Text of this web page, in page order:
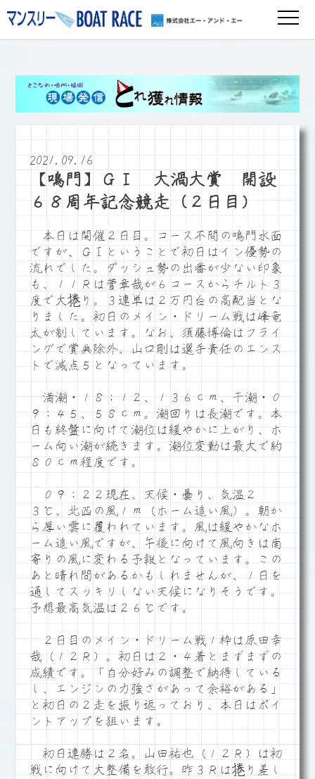
2021.09.16
【鳴門】ＧⅠ 大渦大賞 開設
６８周年記念競走（２日目）
本日は開催２日目。コース不問の鳴門水面
ですが、ＧⅠということで初日はイン優勢の
流れでした。ダッシュ勢の出番が少ない印象
も、１１Ｒは菅章哉が６コースからチルト３
度で大捲り。３連単は２万円台の高配当とな
りました。初日のメイン・ドリーム戦は峰竜
太が制しています。なお、須藤博倫はフライ
ングで賞典除外、山口剛は選手責任のエンス
トで減点５となっています。
満潮・１８：１２、１３６ｃｍ、干潮・０
９：４５、５８ｃｍ。潮回りは長潮です。本
日も終盤に向けて潮位は緩やかに上がり、ホ
ーム向い潮が続きます。潮位変動は最大で約
８０ｃｍ程度です。
０９：２２現在、天候・曇り、気温２
３℃、北西の風１ｍ（ホーム追い風）。朝か
ら厚い雲に覆われています。風は緩やかなホ
ーム追い風ですが、午後に向けて風向きは南
寄りの風に変わる予報となっています。この
あと晴れ間があるかもしれませんが、１日を
通してスッキリしない天候になりそうです。
予想最高気温は２６℃です。
２日目のメイン・ドリーム戦１枠は原田幸
哉（１２Ｒ）。初日は２・４着とまずまずの
成績です。「自分好みの調整で納得している
し、エンジンの力強さがあって余裕がある」
と初日の２走を振り返っており、本日はポイ
ントアップを狙います。
初日連勝は２名。山田祐也（１２Ｒ）は初
戦に向けて大整備を敢行。昨３Ｒは捲り差し